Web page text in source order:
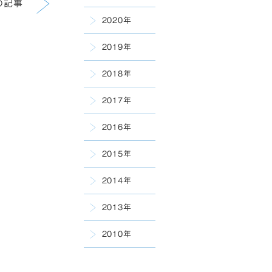
記事
2020年
2019年
2018年
2017年
2016年
2015年
2014年
2013年
2010年